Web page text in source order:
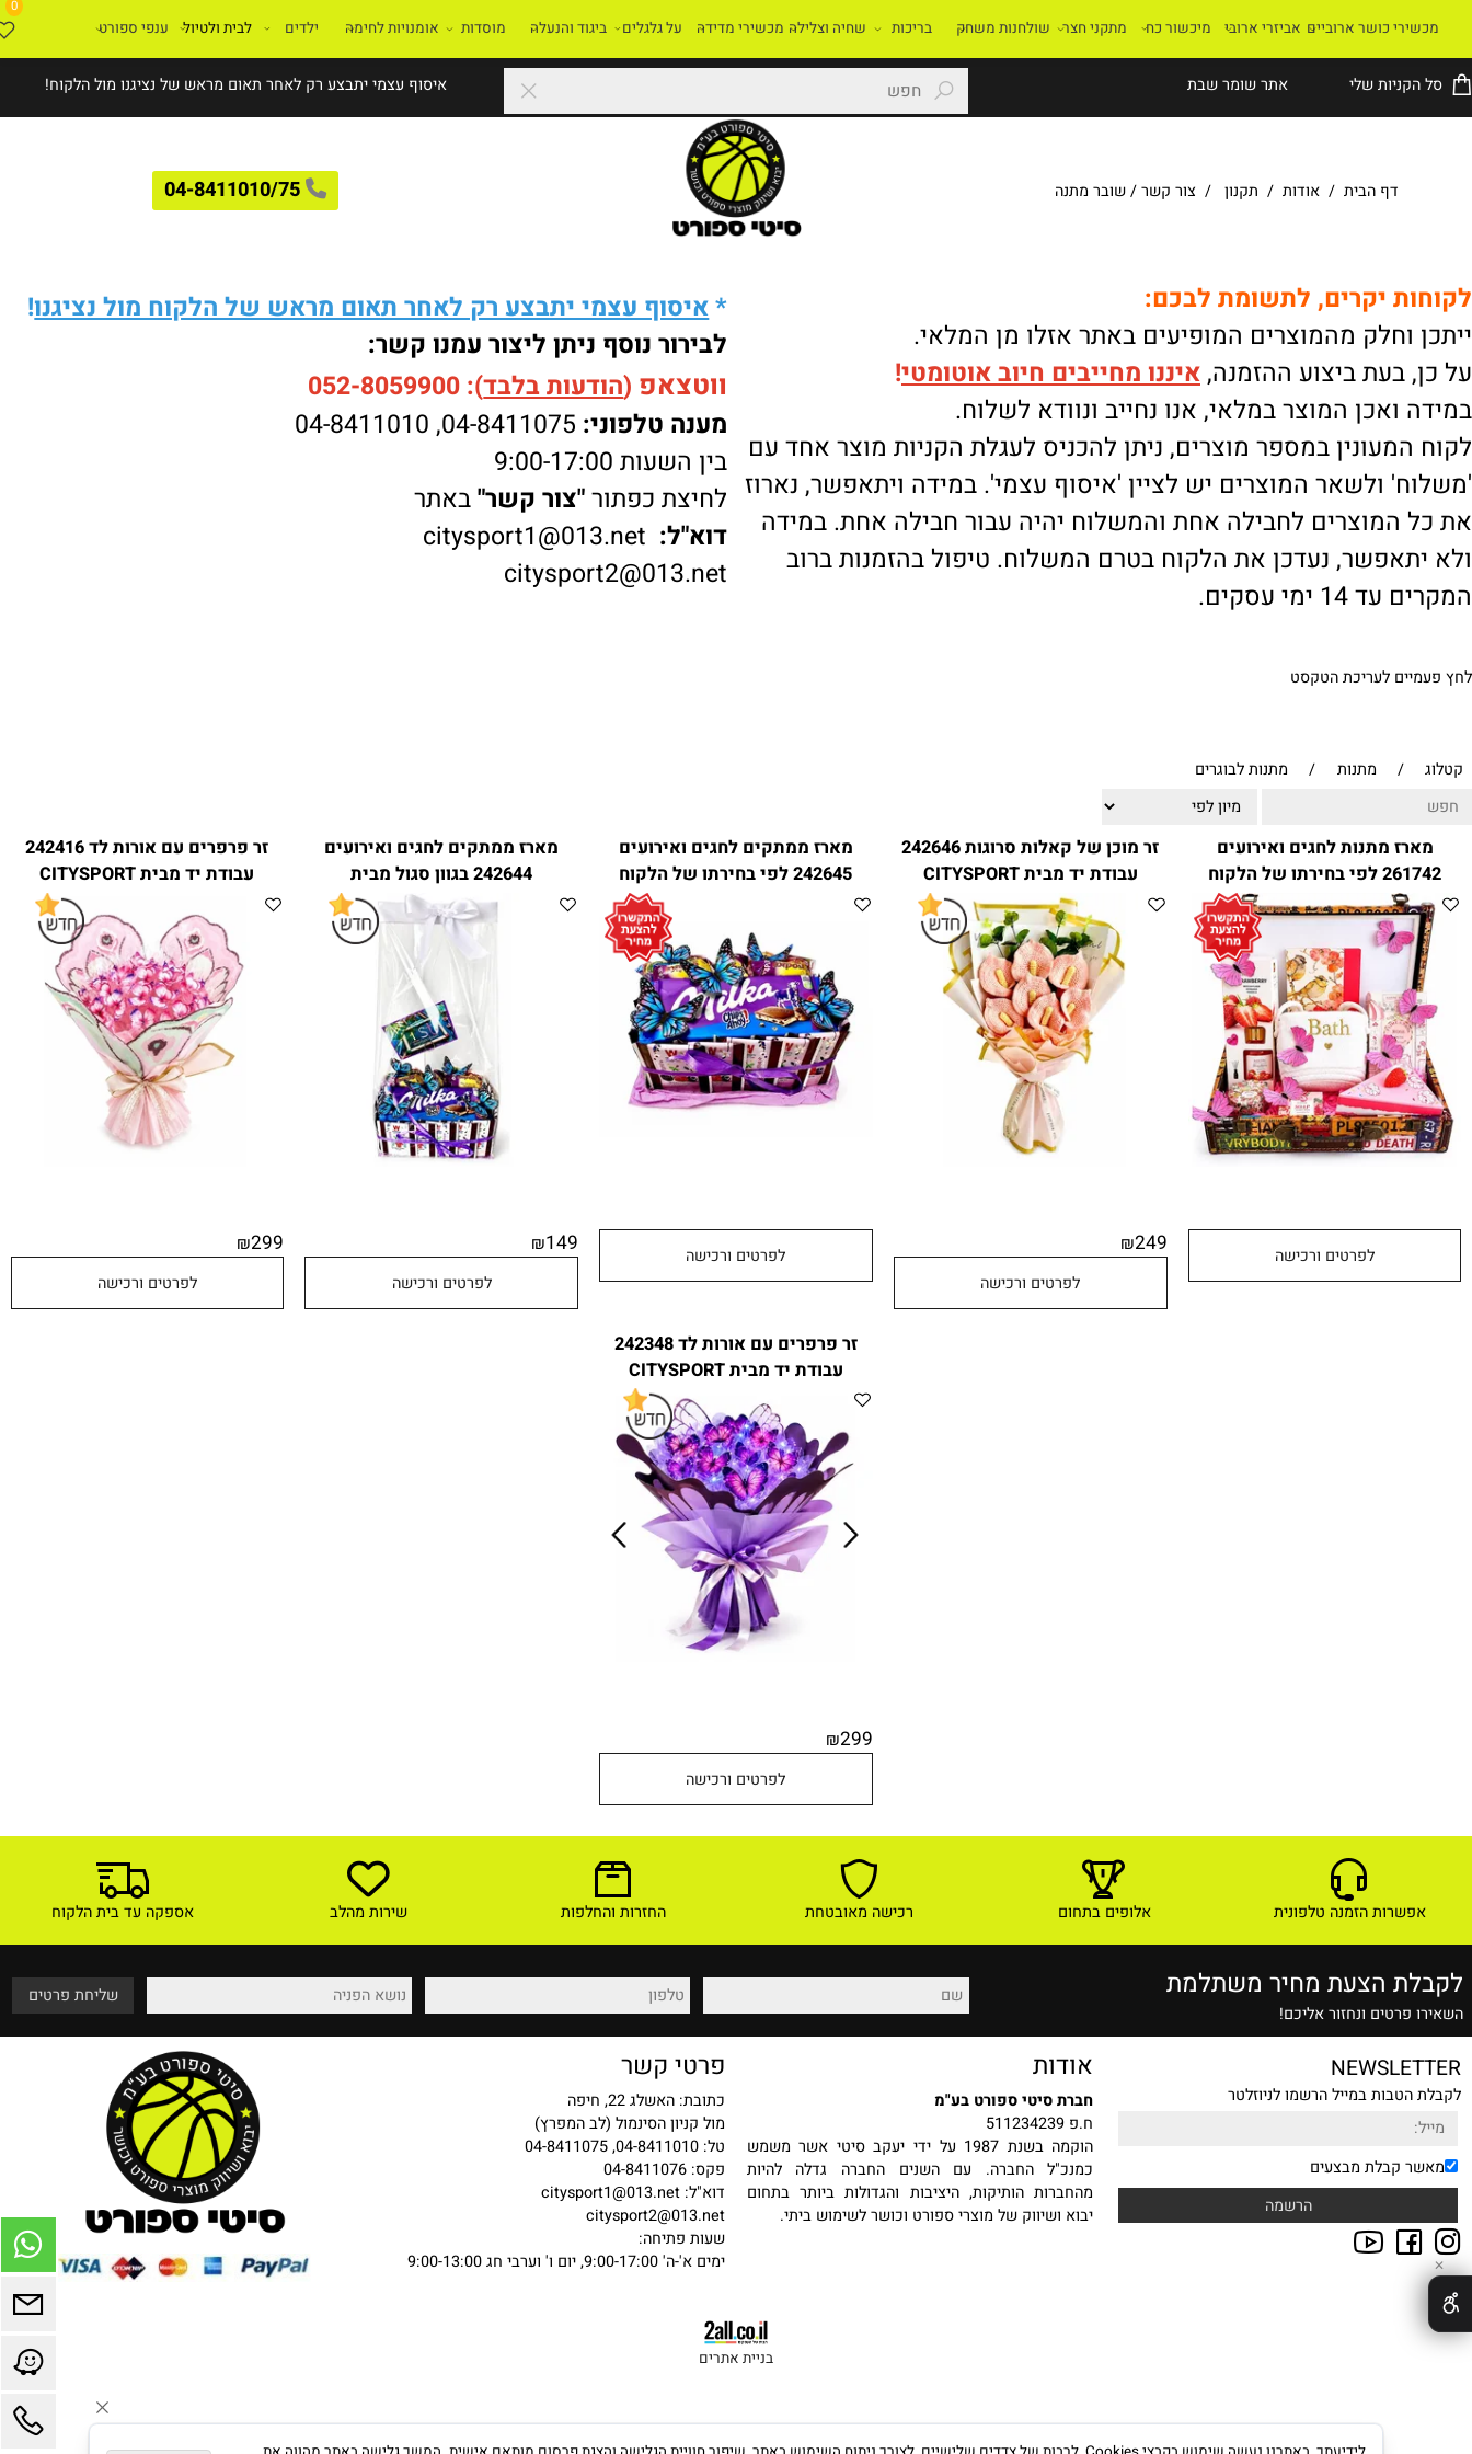
שלי אתר שומר שבת איסוף עצמי יתבצע רק לאחר תאום מראש של נציגנו מול הלקוח!
דף הבית/אודות /תקנון /צור קשר/ שובר מתנה 04-8411010/75
0
כושר ארוביים אביזרי ארובי מיכשור כח מתקני חצר שולחנות משחק בריכות שחיה וצלילה מכשירי מדידה על גלגלים ביגוד והנעלה מוסדות אומנויות לחימה ילדים לבית ולטיול ענפי ספורט
יקרים, לתשומת לבכם:
וחלק מהמוצרים המופיעים באתר אזלו מן המלאי.
בעת ביצוע ההזמנה,איננומחייבים חיוב אוטומטי!
המוצר במלאי, אנו נחייב ונוודא לשלוח.
במספר מוצרים, ניתן להכניס לעגלת הקניות מוצר אחד עם
ולשאר המוצרים יש לציין 'איסוף עצמי'. במידה ויתאפשר, נארוז
לחבילה אחת והמשלוח יהיה עבור חבילה אחת. במידה
נעדכן את הלקוח בטרם המשלוח. טיפול בהזמנות ברוב
עסקים.
איסוף עצמי יתבצע רק לאחר תאום מראש של הלקוח מול נציגנו!
לבירור נוסף ניתן ליצור עמנו קשר:
ווטצאפ (הודעות בלבד):
052-8059900
מענה טלפוני:04-8411075
,
04-8411010
בין השעות 9:00-17:00
לחיצת כפתור "צור קשר"באתר
דוא"ל:citysport1@013.net
citysport2@013.net
/ מתנות
מתנות לחגים ואירועים
261742 לפי בחירתו של הלקוח
מבית CITYSPORT
זר מוכן של קאלות סרוגות 242646
עבודת יד מבית CITYSPORT
מארז ממתקים לחגים ואירועים
242645 לפי בחירתו של הלקוח
מבית CITYSPORT
מארז ממתקים לחגים ואירועים
242644 בגוון סגול מבית
CITYSPORT
זר פרפרים עם אורות לד 242416
עבודת יד מבית CITYSPORT
זר פרפרים עם אורות לד 242348
עבודת יד מבית CITYSPORT
₪
הזמנה טלפונית אלופים בתחום רכישה מאובטחת החזרות והחלפות שירות מהלב אספקה עד בית הלקוח
הצעת מחיר משתלמת
ונחזור אליכם!
במייל הרשמו לניוזלטר
קבלת מבצעים
אודות
חברת סיטי ספורט בע"מ
פרטי קשר
כתובת: האשלג 22, חיפה
מול קניון הסינמול (לב המפרץ)
פקס: 04-8411076
שעות פתיחה:
ימים א'-ה' 9:00-17:00, יום ו' וערבי חג 9:00-13:00